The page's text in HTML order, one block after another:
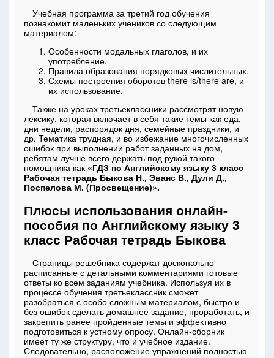
Учебная программа за третий год обучения
познакомит маленьких учеников со следующим
материалом:
Особенности модальных глаголов, и их
употребление.
Правила образования порядковых числительных.
Схемы построения оборотов there is/there are, и
их использование.
Также на уроках третьеклассники рассмотрят новую
лексику, которая включает в себя такие темы как еда,
дни недели, распорядок дня, семейные праздники, и
др. Тематика трудная, и во избежание многочисленных
ошибок при выполнении работ заданных на дом,
ребятам лучше всего держать под рукой такого
помощника как «ГДЗ по Английскому языку 3 класс
Рабочая тетрадь Быкова Н., Эванс В., Дули Д.,
Поспелова М. (Просвещение)».
Плюсы использования онлайн-
пособия по Английскому языку 3
класс Рабочая тетрадь Быкова
Страницы решебника содержат досконально
расписанные с детальными комментариями готовые
ответы ко всем заданиям учебника. Используя их в
процессе обучения третьеклассник сможет
разобраться с особо сложным материалом, быстро и
без ошибок сделать домашнее задание, проработать, и
закрепить ранее пройденные темы и эффективно
подготовиться к устному опросу. Онлайн-сборник
имеет ту же структуру, что и учебное издание.
Следовательно, расположение упражнений полностью